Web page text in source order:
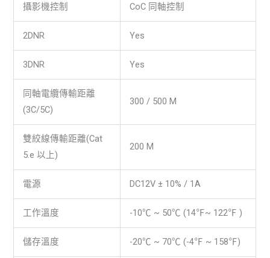
攝影機控制 CoC 同軸控制
2DNR Yes
3DNR Yes
同軸電纜傳輸距離
(3C/5C)
300 / 500 M
雙絞線傳輸距離(Cat
5.e 以上)
200 M
電源 DC12V ± 10% / 1A
工作溫度 -10℃ ~ 50℃ (14℉~ 122℉ )
儲存溫度 -20℃ ~ 70℃ (-4℉ ~ 158℉)